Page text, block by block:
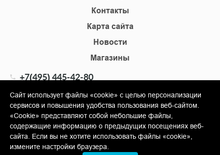
Контакты
Карта сайта
Новости
Магазины
+7(495) 445-42-80
info@shopkm.ru
© Copyright 2013-2026 KERAMA MARAZZI, ООО «Гамма
Керамика»
Сайт использует файлы «cookie» с целью персонализации
сервисов и повышения удобства пользования веб-сайтом.
«Cookie» представляют собой небольшие файлы,
содержащие информацию о предыдущих посещениях веб-
сайта. Если вы не хотите использовать файлы «cookie»,
измените настройки браузера.